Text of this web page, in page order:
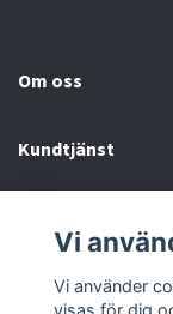
Om oss
Kundtjänst
Sociala medier
Vi
Vi använder
visas för dig